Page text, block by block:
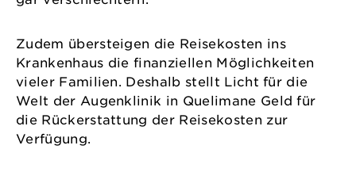
Zudem übersteigen die Reisekosten ins
Krankenhaus die finanziellen Möglichkeiten
vieler Familien. Deshalb stellt Licht für die
Welt der Augenklinik in Quelimane Geld für
die Rückerstattung der Reisekosten zur
Verfügung.